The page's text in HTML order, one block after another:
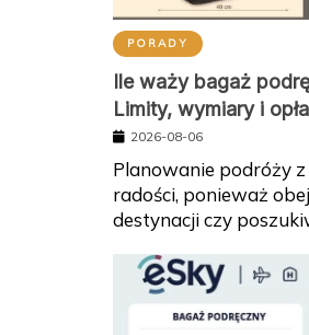
PORADY
Ile waży bagaż
Limity, wymiary i
2026-08-06
Planowanie podróży
radości, ponieważ
destynacji czy